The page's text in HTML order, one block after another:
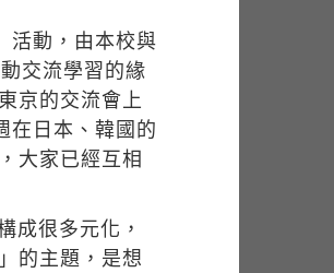
活動，由本校與
交流學習的緣
京的交流會上
日本、韓國的
大家已經互相
成很多元化，
的主題，是想